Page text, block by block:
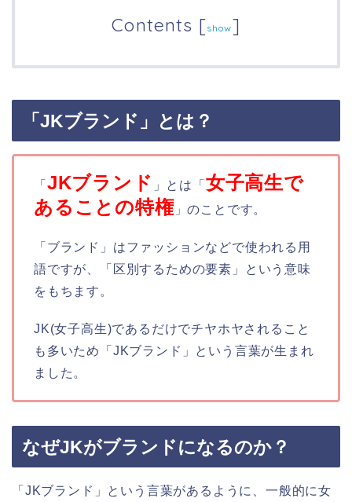
Contents [show]
「JKブランド」とは？
「 JKブランド 」とは「 女子高生で
あることの特権」のことです。
「ブランド」はファッションなどで使われる用
語ですが、「区別するための要素」という意味
をもちます。
JK(女子高生)であるだけでチヤホヤされること
も多いため「JKブランド」という言葉が生まれ
ました。
なぜJKがブランドになるのか？
「JKブランド」という言葉があるように、一般的に女